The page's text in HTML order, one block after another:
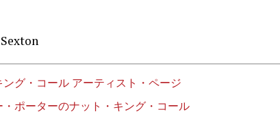
ング・コール アーティスト・ページ
・ポーターのナット・キング・コール